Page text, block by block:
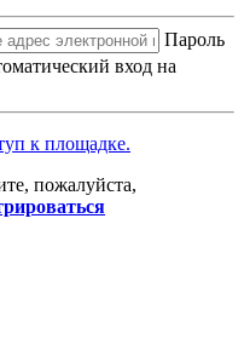
Пароль
вход на
к площадке.
пожалуйста,